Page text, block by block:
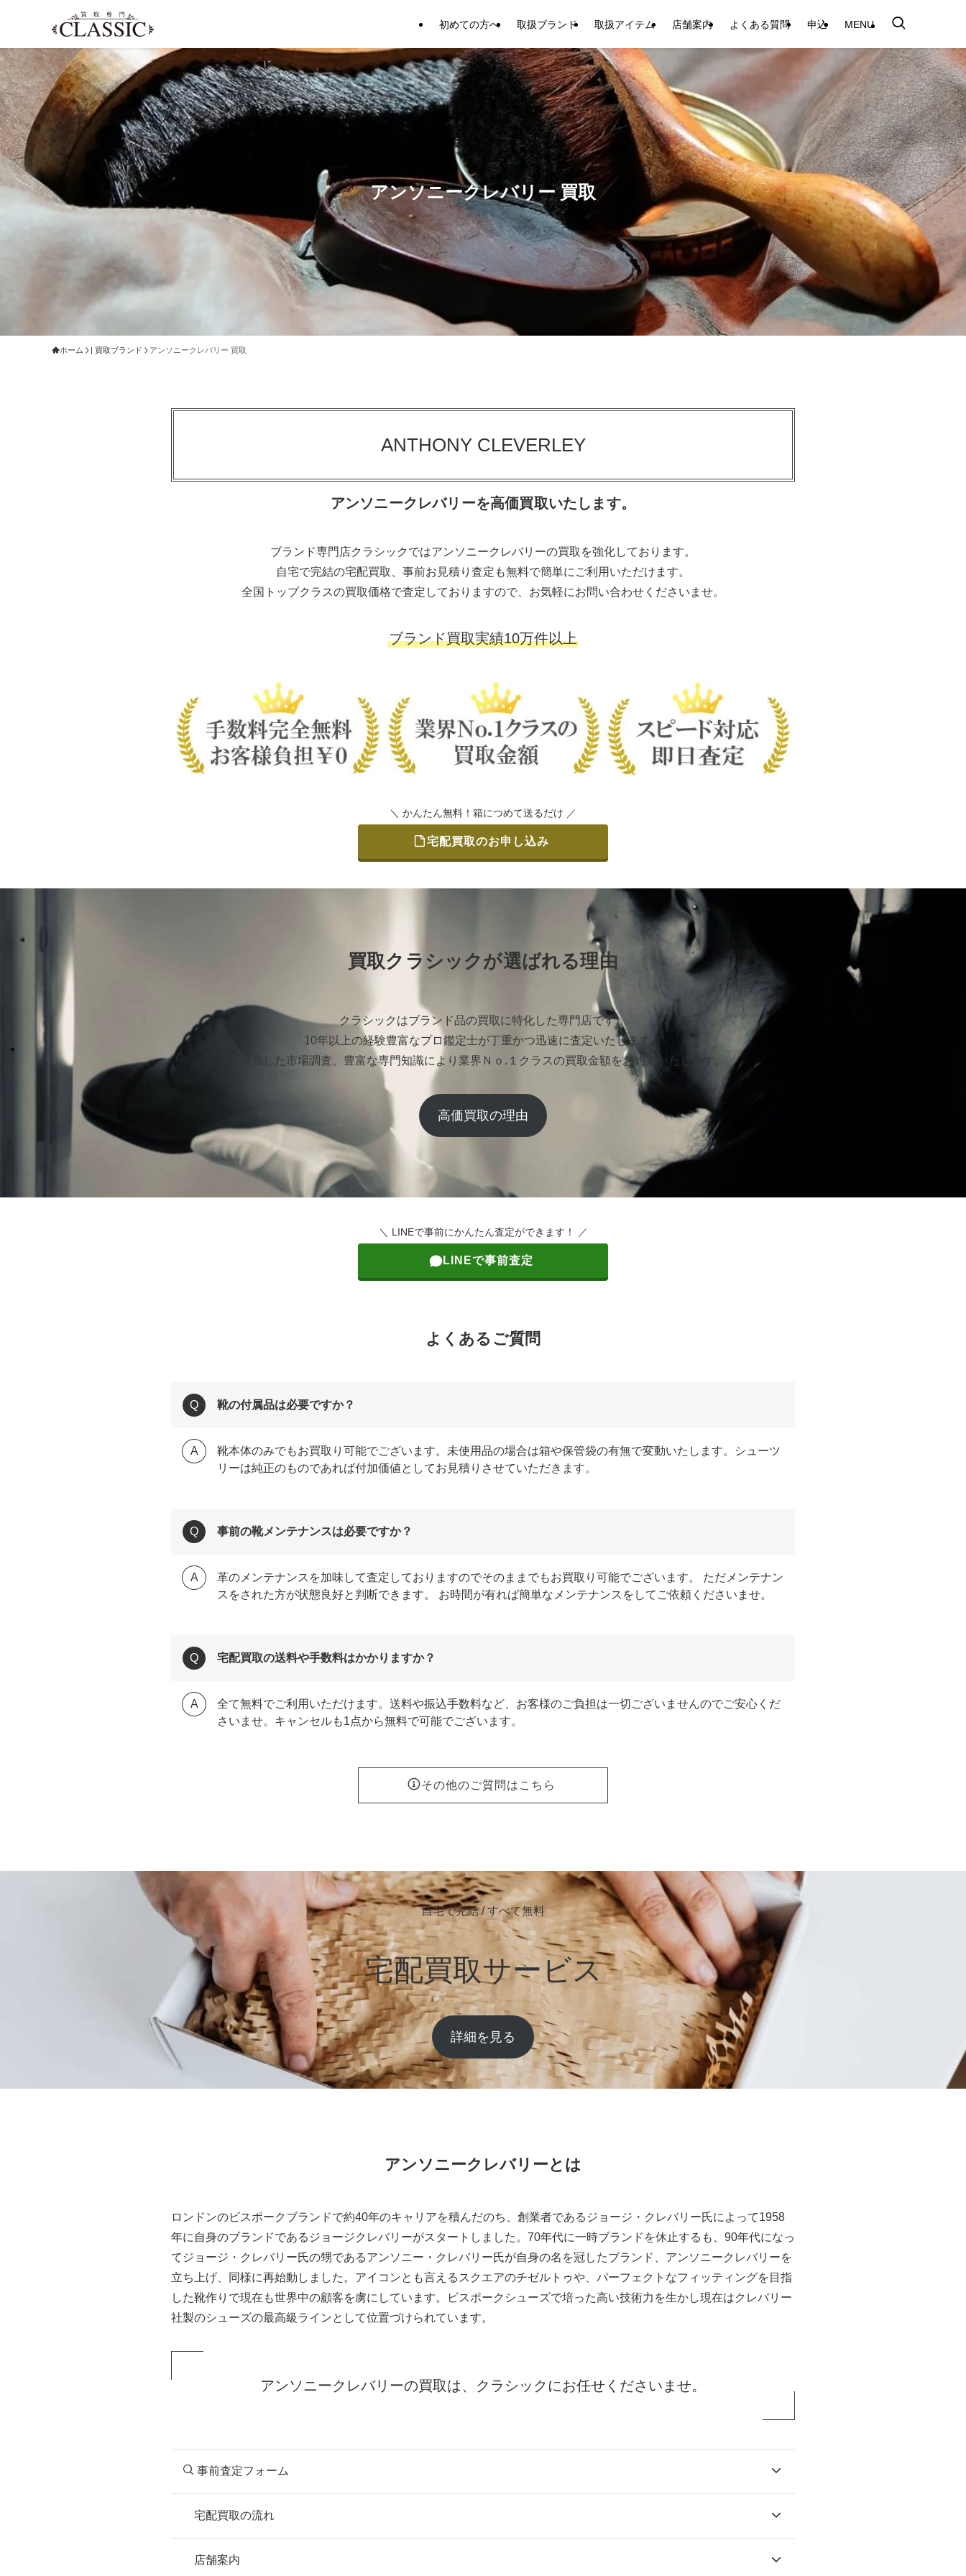
初めての方へ 取扱ブランド 取扱アイテム 店舗案内 よくある質問 申込 MENU
アンソニークレバリー 買取
ホーム | 買取ブランド アンソニークレバリー 買取
ANTHONY CLEVERLEY
アンソニークレバリーを高価買取いたします。
ブランド専門店クラシックではアンソニークレバリーの買取を強化しております。
自宅で完結の宅配買取、事前お見積り査定も無料で簡単にご利用いただけます。
全国トップクラスの買取価格で査定しておりますので、お気軽にお問い合わせくださいませ。
ブランド買取実績10万件以上
＼ かんたん無料！箱につめて送るだけ ／
宅配買取のお申し込み
買取クラシックが選ばれる理由
クラシックはブランド品の買取に特化した専門店です。
10年以上の経験豊富なプロ鑑定士が丁重かつ迅速に査定いたします。
徹底した市場調査、豊富な専門知識により業界Ｎｏ.１クラスの買取金額をお約束いたします。
高価買取の理由
＼ LINEで事前にかんたん査定ができます！ ／
LINEで事前査定
よくあるご質問
靴の付属品は必要ですか？
靴本体のみでもお買取り可能でございます。未使用品の場合は箱や保管袋の有無で変動いたします。シューツ
リーは純正のものであれば付加価値としてお見積りさせていただきます。
事前の靴メンテナンスは必要ですか？
革のメンテナンスを加味して査定しておりますのでそのままでもお買取り可能でございます。 ただメンテナン
スをされた方が状態良好と判断できます。 お時間が有れば簡単なメンテナンスをしてご依頼くださいませ。
宅配買取の送料や手数料はかかりますか？
全て無料でご利用いただけます。送料や振込手数料など、お客様のご負担は一切ございませんのでご安心くだ
さいませ。キャンセルも1点から無料で可能でございます。
その他のご質問はこちら
自宅で完結 / すべて無料
宅配買取サービス
詳細を見る
アンソニークレバリーとは
ロンドンのビスポークブランドで約40年のキャリアを積んだのち、創業者であるジョージ・クレバリー氏によって1958
年に自身のブランドであるジョージクレバリーがスタートしました。70年代に一時ブランドを休止するも、90年代になっ
てジョージ・クレバリー氏の甥であるアンソニー・クレバリー氏が自身の名を冠したブランド、アンソニークレバリーを
立ち上げ、同様に再始動しました。アイコンとも言えるスクエアのチゼルトゥや、パーフェクトなフィッティングを目指
した靴作りで現在も世界中の顧客を虜にしています。ビスポークシューズで培った高い技術力を生かし現在はクレバリー
社製のシューズの最高級ラインとして位置づけられています。
アンソニークレバリーの買取は、クラシックにお任せくださいませ。
事前査定フォーム
宅配買取の流れ
お申込み
店舗案内